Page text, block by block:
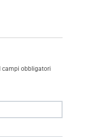
I campi obbligatori